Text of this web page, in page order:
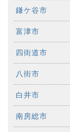
鎌ケ谷市
富津市
四街道市
八街市
白井市
南房総市